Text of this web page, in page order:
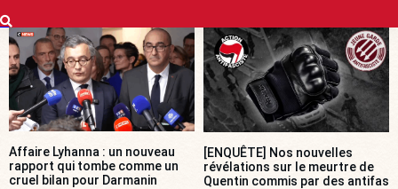
Affaire Lyhanna : un nouveau
rapport qui tombe comme un
cruel bilan pour Darmanin
[ENQUÊTE] Nos nouvelles
révélations sur le meurtre de
Quentin commis par des antifas